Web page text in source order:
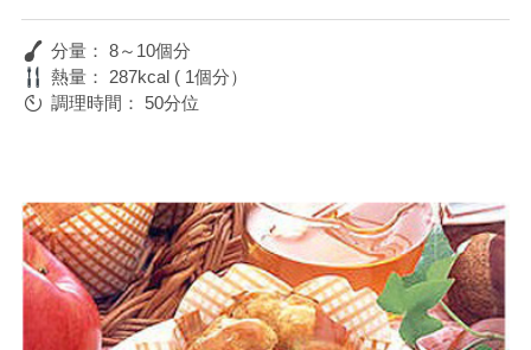
分量： 8～10個分
熱量：
287kcal ( 1個分）
調理時間：
50分位